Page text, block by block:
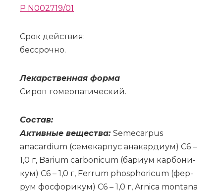
P N002719/01
Срок действия:
бессрочно.
Ле­кар­ствен­ная фор­ма
Си­роп го­мео­па­ти­че­ский.
Со­став:
Ак­тив­ные ве­ще­ства: Semecarpus
anacardium (се­ме­кар­пус ана­кар­ди­ум) C6 –
1,0 г, Barium carbonicum (ба­ри­ум кар­бо­ни­
кум) C6 – 1,0 г, Ferrum phosphoricum (фер­
рум фос­фо­ри­кум) C6 – 1,0 г, Arnica montana